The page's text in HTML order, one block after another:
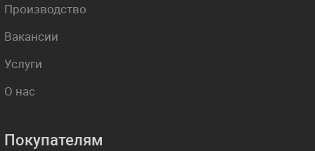
Производство
Вакансии
Услуги
О нас
Покупателям